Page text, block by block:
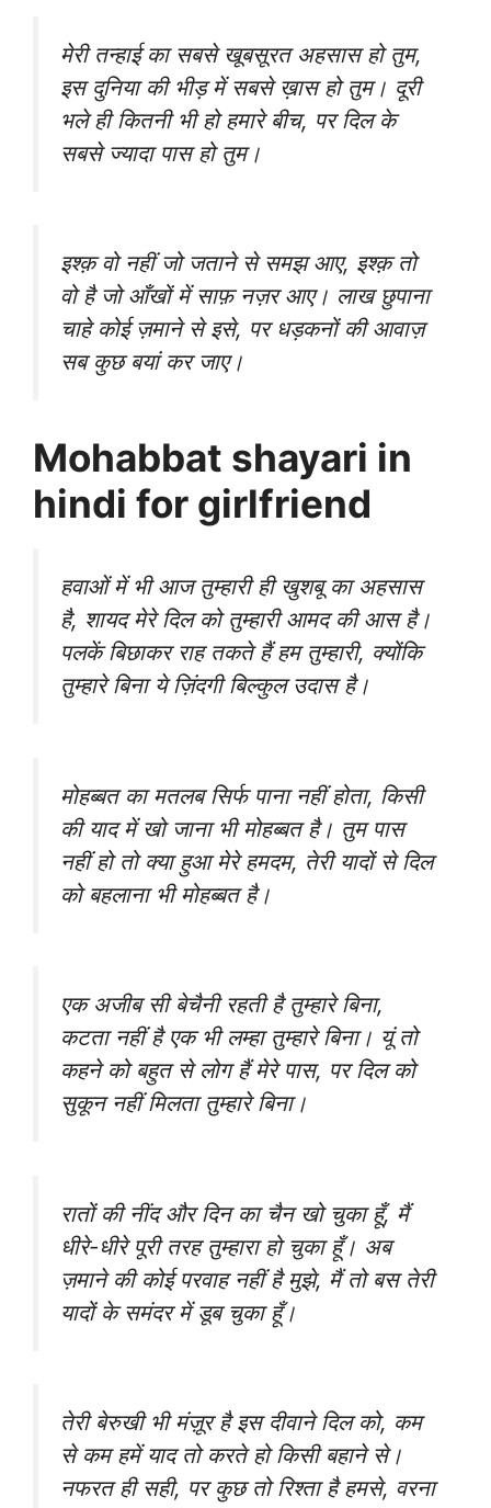
मेरी तन्हाई का सबसे खूबसूरत अहसास हो तुम,
इस दुनिया की भीड़ में सबसे ख़ास हो तुम। दूरी
भले ही कितनी भी हो हमारे बीच, पर दिल के
सबसे ज्यादा पास हो तुम।
इश्क़ वो नहीं जो जताने से समझ आए, इश्क़ तो
वो है जो आँखों में साफ़ नज़र आए। लाख छुपाना
चाहे कोई ज़माने से इसे, पर धड़कनों की आवाज़
सब कुछ बयां कर जाए।
Mohabbat shayari in
hindi for girlfriend
हवाओं में भी आज तुम्हारी ही खुशबू का अहसास
है, शायद मेरे दिल को तुम्हारी आमद की आस है।
पलकें बिछाकर राह तकते हैं हम तुम्हारी, क्योंकि
तुम्हारे बिना ये ज़िंदगी बिल्कुल उदास है।
मोहब्बत का मतलब सिर्फ पाना नहीं होता, किसी
की याद में खो जाना भी मोहब्बत है। तुम पास
नहीं हो तो क्या हुआ मेरे हमदम, तेरी यादों से दिल
को बहलाना भी मोहब्बत है।
एक अजीब सी बेचैनी रहती है तुम्हारे बिना,
कटता नहीं है एक भी लम्हा तुम्हारे बिना। यूं तो
कहने को बहुत से लोग हैं मेरे पास, पर दिल को
सुकून नहीं मिलता तुम्हारे बिना।
रातों की नींद और दिन का चैन खो चुका हूँ, मैं
धीरे-धीरे पूरी तरह तुम्हारा हो चुका हूँ। अब
ज़माने की कोई परवाह नहीं है मुझे, मैं तो बस तेरी
यादों के समंदर में डूब चुका हूँ।
तेरी बेरुखी भी मंज़ूर है इस दीवाने दिल को, कम
से कम हमें याद तो करते हो किसी बहाने से।
नफरत ही सही, पर कुछ तो रिश्ता है हमसे, वरना